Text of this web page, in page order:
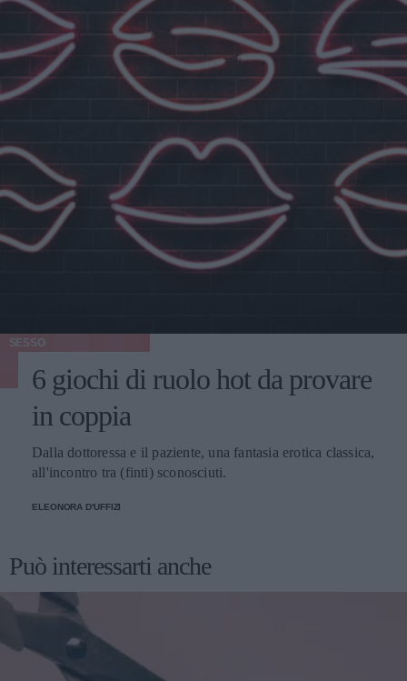
SESSO
6 giochi di ruolo hot da provare
in coppia
Dalla dottoressa e il paziente, una fantasia erotica classica,
all'incontro tra (finti) sconosciuti.
ELEONORA D'UFFIZI
Può interessarti anche